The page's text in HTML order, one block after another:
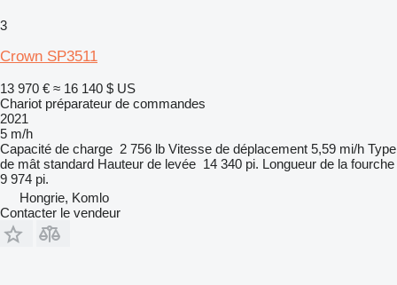
3
Crown SP3511
13 970 € ≈ 16 140 $ US
Chariot préparateur de commandes
2021
5 m/h
Capacité de charge 2 756 lb Vitesse de déplacement 5,59 mi/h Type
de mât standard Hauteur de levée 14 340 pi. Longueur de la fourche
9 974 pi.
Hongrie, Komlo
Contacter le vendeur